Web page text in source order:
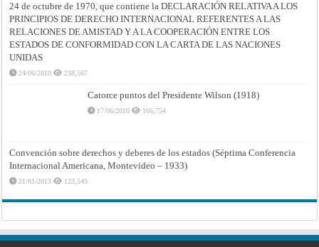
24 de octubre de 1970, que contiene la DECLARACIÓN RELATIVA A LOS
PRINCIPIOS DE DERECHO INTERNACIONAL REFERENTES A LAS
RELACIONES DE AMISTAD Y A LA COOPERACIÓN ENTRE LOS
ESTADOS DE CONFORMIDAD CON LA CARTA DE LAS NACIONES
UNIDAS
24/06/2010 238,567
Catorce puntos del Presidente Wilson (1918)
17/06/2010 166,754
Convención sobre derechos y deberes de los estados (Séptima Conferencia
Internacional Americana, Montevideo – 1933)
21/01/2013 123,549